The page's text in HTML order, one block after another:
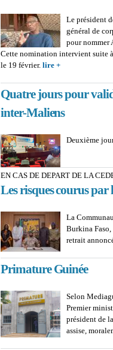
Le président
général de
pour nommer
Cette nomination intervient suite
le 19 février. lire +
Quatre jours pour
inter-Maliens
Deuxième
EN CAS DE DEPART DE LA
Les risques courus
La
Burkina
retrait
Primature Guinée
Selon
Premier
président de
assise,